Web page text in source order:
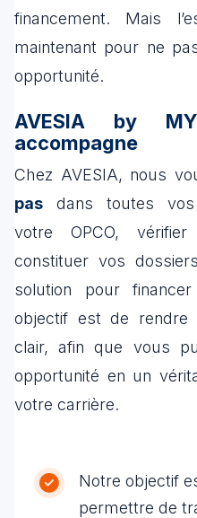
financement. Mais
maintenant pour ne
opportunité.
AVESIA by
accompagne
Chez AVESIA, nous
pas dans toutes
votre OPCO,
constituer vos
solution pour
objectif est de rendre
clair, afin que vous
opportunité en un
votre carrière.
Notre objectif
permettre de